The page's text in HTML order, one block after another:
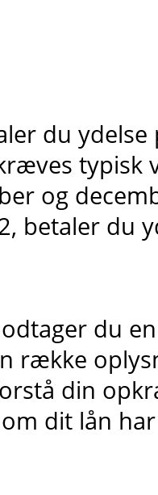
du
typisk
og
betaler du
du
række
din
dit lån